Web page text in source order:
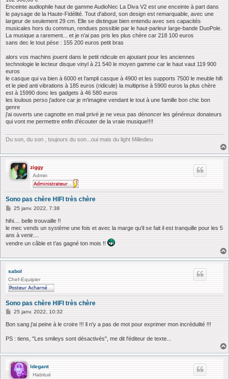
Enceinte audiophile haut de gamme AudioNec La Diva V2 est une enceinte à part dans
le paysage de la Haute-Fidélité. Tout d'abord, son design est remarquable, avec une
largeur de seulement 29 cm. Elle se distingue bien entendu avec ses capacités
musicales hors du commun, rendues possible par le haut-parleur large-bande DuoPole.
La musique a rarement... et je n'ai pas pris les plus chère car 218 100 euros
sans dec le tout pèse : 155 200 euros petit bras
alors vos machins jouent dans le petit ridicule en ajoutant pour les anciennes
technologie le lecteur disque vinyl à 21 540 le moyen gamme car le haut vaut 119 900
euros
le casque qui va bien à 6000 et l'ampli casque à 4900 et les supports 7500 le meuble hifi
et le pied anti vibrations à 185 euros (ridicule) la multiprise à 5900 euros la plus chère
est à 15990 donc les gadgets à 46 580 euros
les loulous perso j'adore car je m'imagine vendant le tout à une famille bon chic bon
genre
j'ai ouverts une cagnotte en mail privé je ne veux pas dénoncer les généreux donateurs
qui vont me permettre enfin d'écouter de la vraie musique!!!!
Du son, du son , toujours du son...oui mais du light Milledieu
ziggy
Admin
Sono pas chère HIFI très chère
M
s
s
g
e
25 janv. 2022, 7:38
hihi.... belle trouvaille !!
le mec vends un système une fois et avec la marge qu'il se fait il est tranquille pour les 5
ans à venir....
vendre un câble et t'as gagné ton mois !!
sabol
Chef-Equipier
Sono pas chère HIFI très chère
M
s
a
g
25 janv. 2022, 10:32
Bon sang j'ai peine à le croire !!! ll n'y a pas de mot pour exprimer mon incrédulité !!!
PS : tiens, "Les smileys sont désactivés", me dit l'éditeur de texte...
ldegant
Habitué